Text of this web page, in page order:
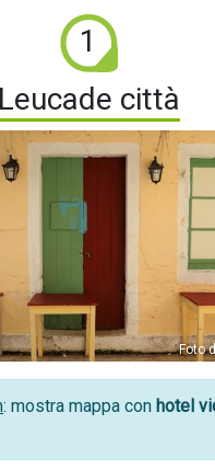
1
Leucade città
Foto
: mostra mappa con hotel